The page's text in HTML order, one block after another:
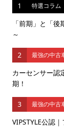
1 特選コラム
「前期」と「
～
2 最強の中古
カーセンサー認
期！
3 最強の中古
VIPSTYLE公認